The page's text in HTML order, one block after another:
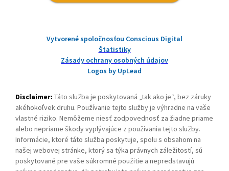
Vytvorené spoločnosťou Conscious Digital
Štatistiky
Zásady ochrany osobných údajov
Logos by UpLead
Disclaimer: Táto služba je poskytovaná „tak ako je“, bez záruky
akéhokoľvek druhu. Používanie tejto služby je výhradne na vaše
vlastné riziko. Nemôžeme niesť zodpovednosť za žiadne priame
alebo nepriame škody vyplývajúce z používania tejto služby.
Informácie, ktoré táto služba poskytuje, spolu s obsahom na
našej webovej stránke, ktorý sa týka právnych záležitostí, sú
poskytované pre vaše súkromné použitie a nepredstavujú